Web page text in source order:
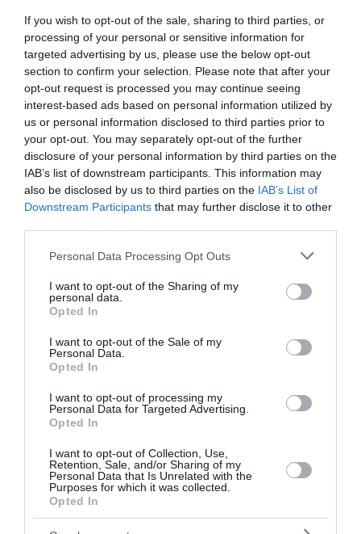
If you wish to opt-out of the sale, sharing to third parties, or
processing of your personal or sensitive information for
targeted advertising by us, please use the below opt-out
section to confirm your selection. Please note that after your
opt-out request is processed you may continue seeing
interest-based ads based on personal information utilized by
us or personal information disclosed to third parties prior to
your opt-out. You may separately opt-out of the further
disclosure of your personal information by third parties on the
IAB’s list of downstream participants. This information may
also be disclosed by us to third parties on the IAB’s List of
Downstream Participants that may further disclose it to other
Please note that this website/app uses one or more Google
not limited to your visit or usage behaviour. You may click to
grant or deny consent to Google and its third-party tags to
use your data for below specified purposes in below Google
consent section.
Personal Data Processing Opt Outs
I want to opt-out of the Sharing of my
personal data.
Opted In
I want to opt-out of the Sale of my
Personal Data.
Opted In
I want to opt-out of processing my
Personal Data for Targeted Advertising.
Opted In
I want to opt-out of Collection, Use,
Retention, Sale, and/or Sharing of my
Personal Data that Is Unrelated with the
Purposes for which it was collected.
Opted In
καθεστώς Μητσοτάκη.
Και το πώς θα απαντήσουμε στην απαίτηση αυτή,
είναι το μόνο που πρέπει να μας απασχολεί.
Η Νέα Αριστερά έχει ξεκαθαρίσει ότι είναι έτοιμη να
συζητήσει και να συμφωνήσει σε ένα κοινό
πρόγραμμα σύγκρουσης με τη Δεξιά, τα οργανωμένα
συμφέροντα και το διεφθαρμένο κράτος του
καθεστώτος Μητσοτάκη.
αλλά και η μόνη δουλειά που έχουμε– τότε θα
βρούμε και τον άνθρωπο που θα μπει μπροστά.
δεν θα υπάρξει ποτέ».
Μητσοτάκης: Αν βρούμε φυσικό αέριο αλλάζουν
τα πάντα - Εξαιρετικές οι σχέσεις μας με τις ΗΠΑ
εμένα το «112» -Πάνω απ’ όλα είναι η ανθρώπινη
ζωή (Photos)
Μαρινάκης: Δεν μπορεί να γίνει διάλογος με τους
αγρότες με επεισόδια όπως αυτά στη